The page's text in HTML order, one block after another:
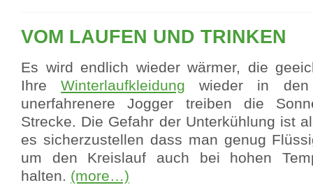
VOM LAUFEN UND TRINKEN
Es wird endlich wieder wärmer, die
IhreWinterlaufkleidung wieder in
unerfahrenere Jogger treiben die
Strecke. Die Gefahr der Unterkühlung ist
es sicherzustellen dass man genug
um den Kreislauf auch bei hohen
halten. (more…)